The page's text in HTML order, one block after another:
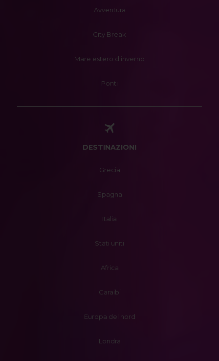
Avventura
City Break
Mare estero d'inverno
Ponti
DESTINAZIONI
Grecia
Spagna
Italia
Stati uniti
Africa
Caraibi
Europa del nord
Londra